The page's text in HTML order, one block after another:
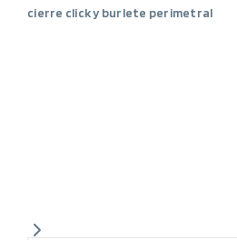
cierre click y burlete perimetral